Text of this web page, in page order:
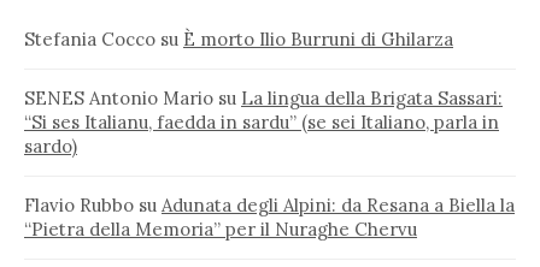
Stefania Cocco su È morto Ilio Burruni di Ghilarza
SENES Antonio Mario su La lingua della Brigata Sassari:
“Si ses Italianu, faedda in sardu” (se sei Italiano, parla in
sardo)
Flavio Rubbo su Adunata degli Alpini: da Resana a Biella la
“Pietra della Memoria” per il Nuraghe Chervu